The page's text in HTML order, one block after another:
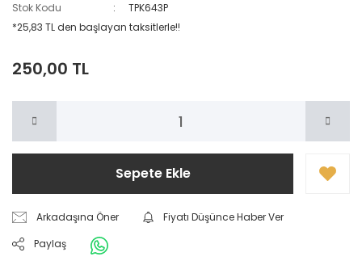
Stok Kodu
TPK643P
*25,83 TL den başlayan taksitlerle!!
250,00 TL
Sepete Ekle
Arkadaşına Öner
Fiyatı Düşünce Haber Ver
Paylaş